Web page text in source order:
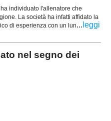
individuato l'allenatore che
La società ha infatti affidato la
di esperienza con un lun... leggi
nel segno dei